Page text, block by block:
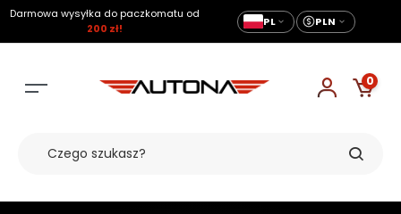
Darmowa wysyłka do paczkomatu od
200 zł!
PL PLN
0